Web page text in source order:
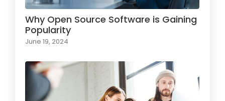
Why Open Source Software is Gaining
Popularity
June 19, 2024